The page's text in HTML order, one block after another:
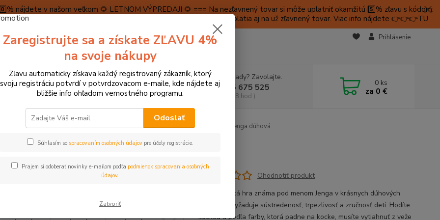
nájdete v našom veľkom 🌻 LETNOM VÝPREDAJI 🌻 === Na nezľavnený tovar si môže uplatniť okamžitú 5️⃣% zľavu s kódom:
máme teraz pripravené špeciálne zľavy až do výšky 1️⃣5️⃣% , ktoré platia aj na už zľavnený tovar. Viac info nájdete 👉👉👉TU
A PLATBA RECENZIE 👉VRÁTENIE TOVARU👈
KONTAKTY
Prihlásenie
Hľadať
Neviete si rady? Zavolajte.
+421 905 675 525
(Po-Pia, 9-18 hod.)
0 ks
za 0 €
Stolové hry, hlavolamy Stolové hry, pexesá, dominá Small Foot Drevená Jenga dúhová
Foot Drevená Jenga dúhová
Ohodnotiť produkt
Táto klasická hra známa pod menom Jenga v krásnych dúhových
farbách si vyžaduje sústredenosť, trpezlivosť a zručnosť detí. Hodíte
kockou a podľa farby, ktorá padne na kocke, musíte vytiahnuť z veže
Zaregistrujte sa a získate ZĽAVU 4%
na svoje nákupy
Zľavu automaticky získava každý registrovaný zákazník, ktorý
svoju registráciu potvrdí v potvrdzovacom e-maile, kde nájdete aj
bližšie info ohľadom vernostného programu.
Odoslať
Súhlasím so spracovaním osobných údajovpre účely registrácie.
Prajem si odoberať novinky e-mailom podľa podmienok spracovania osobných
údajov.
Zatvoriť